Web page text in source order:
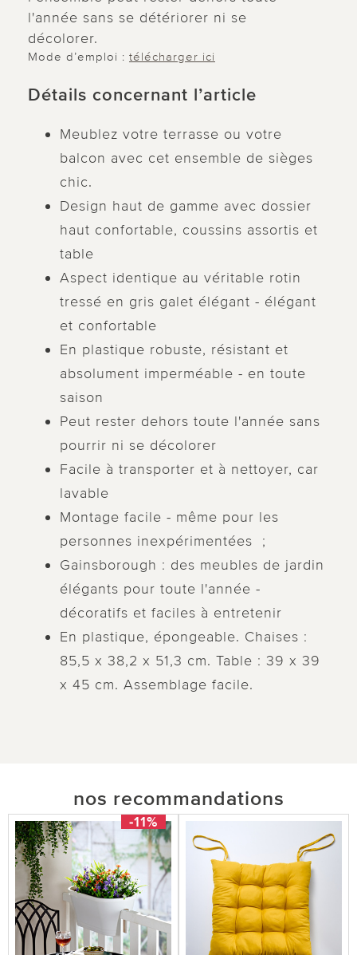
l'année sans se détériorer ni se
décolorer.
Mode d’emploi : télécharger ici
Détails concernant l’article
Meublez votre terrasse ou votre
balcon avec cet ensemble de sièges
chic.
Design haut de gamme avec dossier
haut confortable, coussins assortis et
table
Aspect identique au véritable rotin
tressé en gris galet élégant - élégant
et confortable
En plastique robuste, résistant et
absolument imperméable - en toute
saison
Peut rester dehors toute l'année sans
pourrir ni se décolorer
Facile à transporter et à nettoyer, car
lavable
Montage facile - même pour les
personnes inexpérimentées ;
Gainsborough : des meubles de jardin
élégants pour toute l'année -
décoratifs et faciles à entretenir
En plastique, épongeable. Chaises :
85,5 x 38,2 x 51,3 cm. Table : 39 x 39
x 45 cm. Assemblage facile.
nos recommandations
-11%